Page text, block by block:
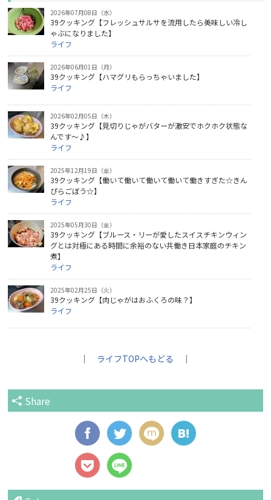
2026年07月08日（水）
39クッキング【フレッシュサルサを流用したら美味しい冷し
ゃぶになりました】
ライフ
2026年06月01日（月）
39クッキング【ハマグリもらっちゃいました】
ライフ
2026年02月05日（木）
39クッキング【見切りじゃがバターが激安でホクホク状態な
んです～♪】
ライフ
2025年12月19日（金）
39クッキング【働いて働いて働いて働いて働きすぎた☆きん
ぴらごぼう☆】
ライフ
2025年05月30日（金）
39クッキング【ブルース・リーが愛したスイスチキンウィン
グとは対極にある時間に余裕のない共働き日本家庭のチキン
煮】
ライフ
2025年02月25日（火）
39クッキング【肉じゃがはおふくろの味？】
ライフ
｜ ライフTOPへもどる ｜
Share